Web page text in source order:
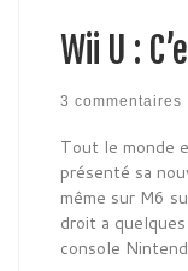
Wii U :
3 commentaires
Tout le monde
présenté sa
même sur M6
droit a
console